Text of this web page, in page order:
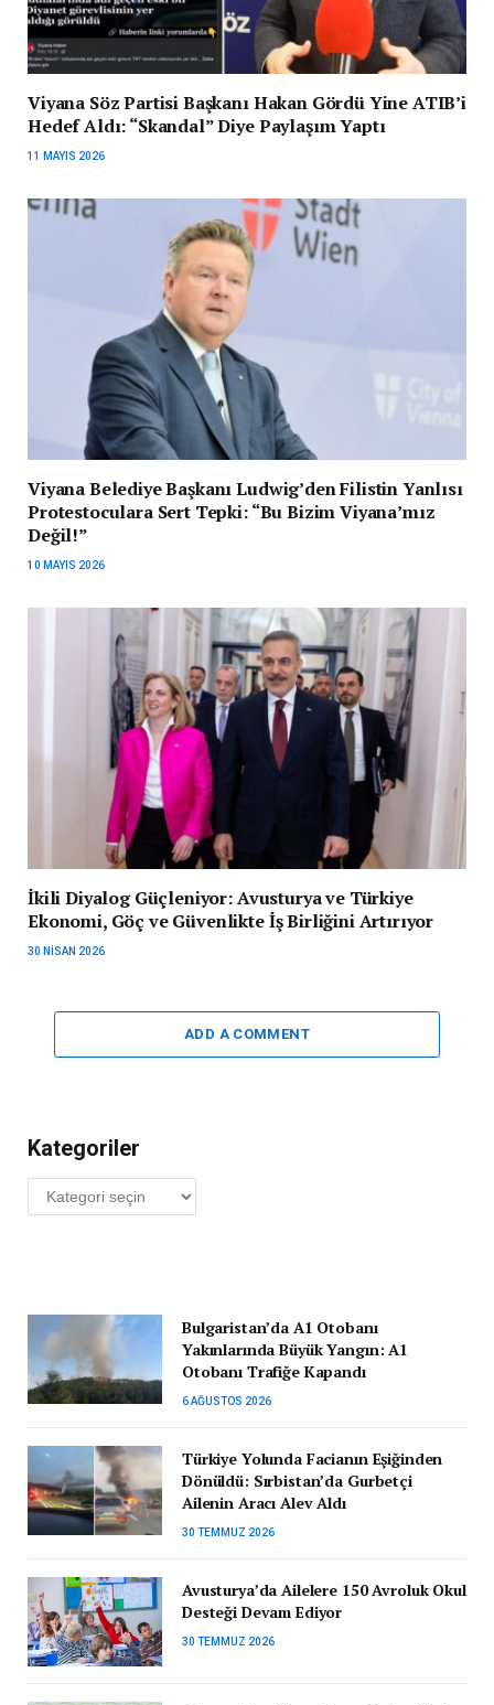
Viyana Söz Partisi Başkanı Hakan Gördü Yine ATIB’i
Hedef Aldı: “Skandal” Diye Paylaşım Yaptı
11 MAYIS 2026
Viyana Belediye Başkanı Ludwig’den Filistin Yanlısı
Protestoculara Sert Tepki: “Bu Bizim Viyana’mız
Değil!”
10 MAYIS 2026
İkili Diyalog Güçleniyor: Avusturya ve Türkiye
Ekonomi, Göç ve Güvenlikte İş Birliğini Artırıyor
30 NISAN 2026
ADD A COMMENT
Kategoriler
Kategoriler
Bulgaristan’da A1 Otobanı
Yakınlarında Büyük Yangın: A1
Otobanı Trafiğe Kapandı
6 AĞUSTOS 2026
Türkiye Yolunda Facianın Eşiğinden
Dönüldü: Sırbistan’da Gurbetçi
Ailenin Aracı Alev Aldı
30 TEMMUZ 2026
Avusturya’da Ailelere 150 Avroluk Okul
Desteği Devam Ediyor
30 TEMMUZ 2026